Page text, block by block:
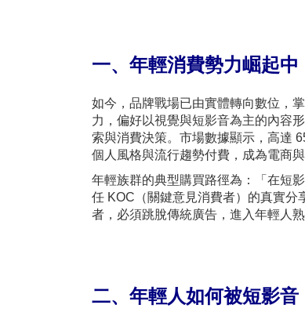
一、年輕消費勢力崛起
如今，品牌戰場已由實體轉向數位，
力，偏好以視覺與短影音為主的內容
索與消費決策。市場數據顯示，高達
個人風格與流行趨勢付費，成為電商
年輕族群的典型購買路徑為：「在短
任 KOC（關鍵意見消費者）的真實分
者，必須跳脫傳統廣告，進入年輕人
二、年輕人如何被短影